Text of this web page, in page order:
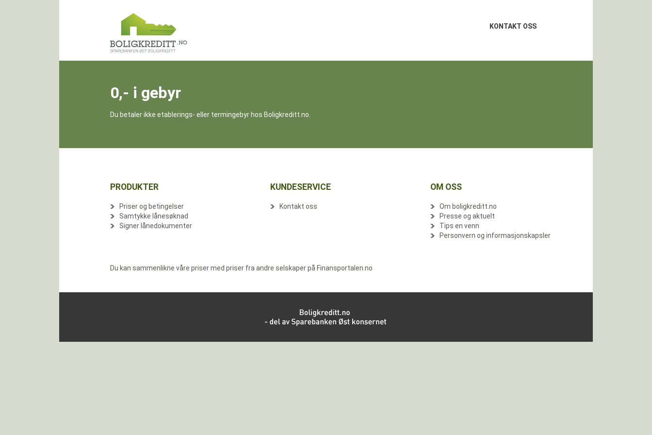
KONTAKT OSS
0,- i gebyr
Du betaler ikke etablerings- eller termingebyr hos Boligkreditt.no.
PRODUKTER
Priser og betingelser
Samtykke lånesøknad
Signer lånedokumenter
KUNDESERVICE
Kontakt oss
OM OSS
Om boligkreditt.no
Presse og aktuelt
Tips en venn
Personvern og informasjonskapsler
Du kan sammenlikne våre priser med priser fra andre selskaper på Finansportalen.no